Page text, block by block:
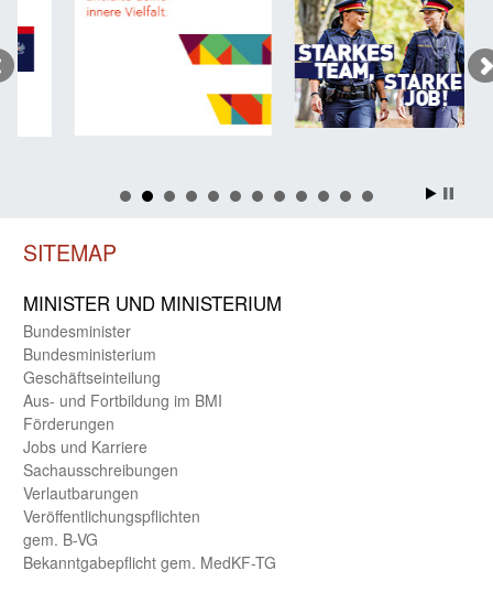
SITEMAP
MINISTER UND MINIST­ERIUM
Bundes­minister
Bundes­ministerium
Geschäfts­einteilung
Aus- und Fortbildung im BMI
Förderungen
Jobs und Karriere
Sachaus­schreibungen
Verlautbarungen
Veröffentlichungspflichten
gem. B-VG
Bekanntgabepflicht gem. MedKF-TG